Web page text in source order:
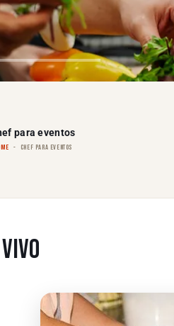
para eventos
CHEF PARA EVENTOS